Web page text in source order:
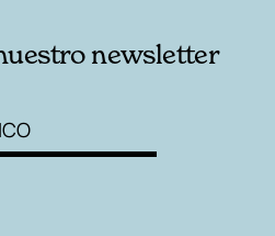
newsletter